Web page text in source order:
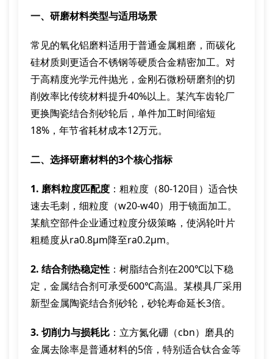
一、研磨材料类型与适用场景
常见的氧化铝磨料适用于普通金属粗磨，而碳化
硅材质则更适合不锈钢等硬质合金精密加工。对
于高精度光学元件抛光，金刚石微粉研磨剂的切
削效率比传统材料提升40%以上。某汽车齿轮厂
更换陶瓷结合剂砂轮后，单件加工时间缩短
18%，年节省耗材成本12万元。
二、选择研磨材料的3个核心指标
1. 磨料粒度匹配度 ：粗粒度（80-120目）适合快
速去毛刺，细粒度（w20-w40）用于镜面加工。
某航空部件企业通过粒度分级策略，使涡轮叶片
粗糙度从ra0.8μm降至ra0.2μm。
2. 结合剂热稳定性 ：树脂结合剂在200℃以下稳
定，金属结合剂可承受600℃高温。某模具厂采用
新型金属陶瓷结合剂砂轮，砂轮寿命延长3倍。
3. 切削力与损耗比 ：立方氮化硼（cbn）磨具的
金属去除率是普通材料的5倍，特别适合钛合金等